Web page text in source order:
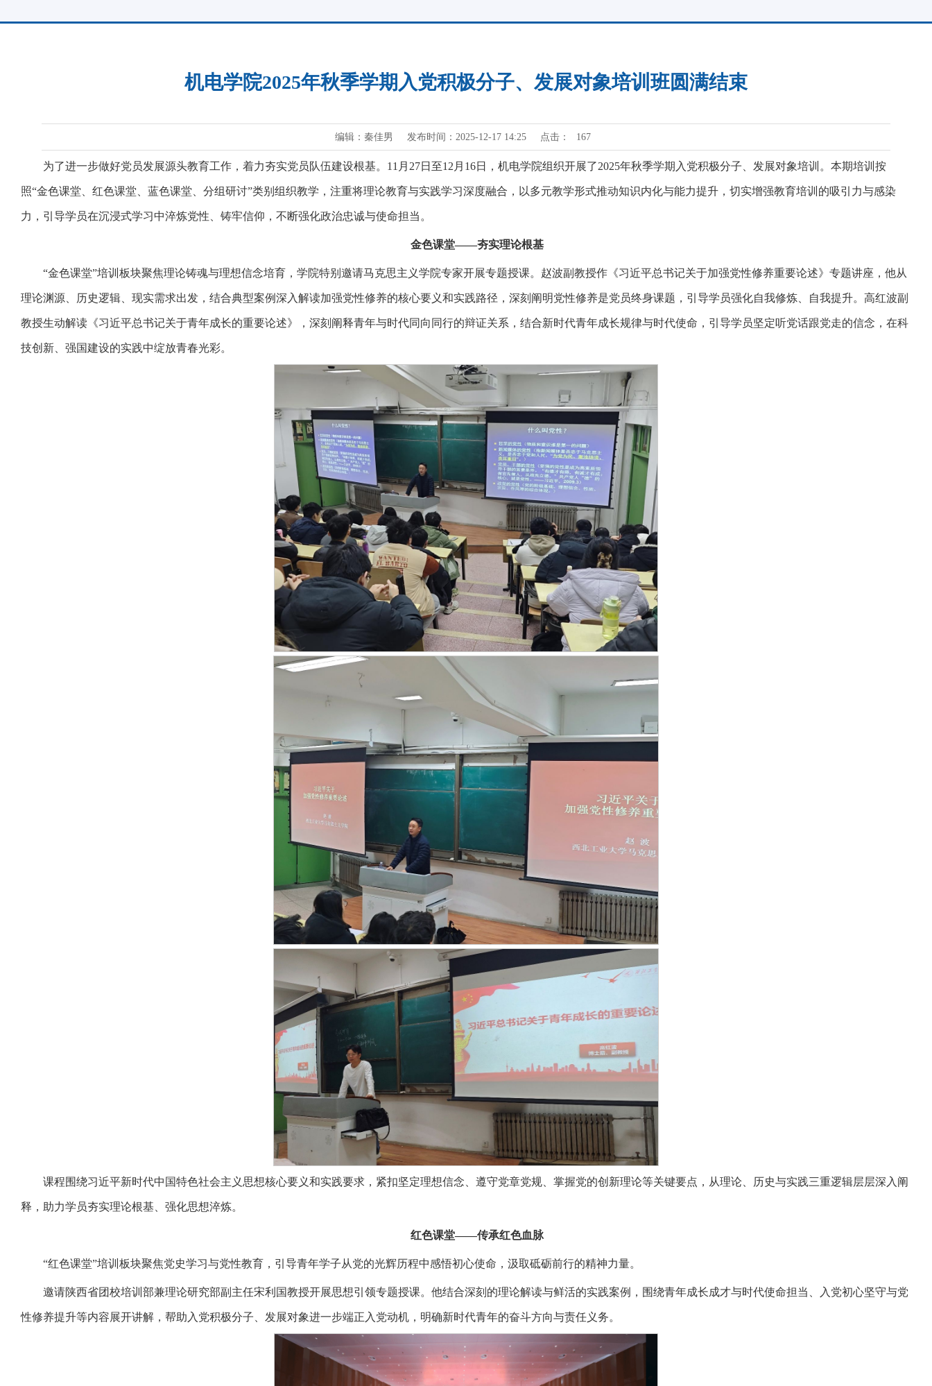
机电学院2025年秋季学期入党积极分子、发展对象培训班圆满结束
编辑：秦佳男 发布时间：2025-12-17 14:25 点击： 167
为了进一步做好党员发展源头教育工作，着力夯实党员队伍建设根基。11月27日至12月16日，机电学院组织开展了2025年秋季学期入党积极分子、发展对象培训。本期培训按
照“金色课堂、红色课堂、蓝色课堂、分组研讨”类别组织教学，注重将理论教育与实践学习深度融合，以多元教学形式推动知识内化与能力提升，切实增强教育培训的吸引力与感染
力，引导学员在沉浸式学习中淬炼党性、铸牢信仰，不断强化政治忠诚与使命担当。
金色课堂——夯实理论根基
“金色课堂”培训板块聚焦理论铸魂与理想信念培育，学院特别邀请马克思主义学院专家开展专题授课。赵波副教授作《习近平总书记关于加强党性修养重要论述》专题讲座，他从
理论渊源、历史逻辑、现实需求出发，结合典型案例深入解读加强党性修养的核心要义和实践路径，深刻阐明党性修养是党员终身课题，引导学员强化自我修炼、自我提升。高红波副
教授生动解读《习近平总书记关于青年成长的重要论述》，深刻阐释青年与时代同向同行的辩证关系，结合新时代青年成长规律与时代使命，引导学员坚定听党话跟党走的信念，在科
技创新、强国建设的实践中绽放青春光彩。
课程围绕习近平新时代中国特色社会主义思想核心要义和实践要求，紧扣坚定理想信念、遵守党章党规、掌握党的创新理论等关键要点，从理论、历史与实践三重逻辑层层深入阐
释，助力学员夯实理论根基、强化思想淬炼。
红色课堂——传承红色血脉
“红色课堂”培训板块聚焦党史学习与党性教育，引导青年学子从党的光辉历程中感悟初心使命，汲取砥砺前行的精神力量。
邀请陕西省团校培训部兼理论研究部副主任宋利国教授开展思想引领专题授课。他结合深刻的理论解读与鲜活的实践案例，围绕青年成长成才与时代使命担当、入党初心坚守与党
性修养提升等内容展开讲解，帮助入党积极分子、发展对象进一步端正入党动机，明确新时代青年的奋斗方向与责任义务。